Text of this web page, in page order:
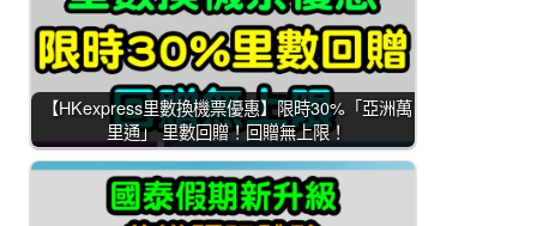
【HKexpress里數換機票優惠】限時30%「亞洲萬
里通」 里數回贈！回贈無上限！